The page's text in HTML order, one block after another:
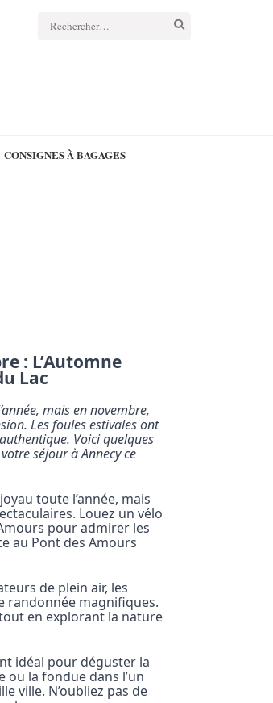
CONSIGNES À BAGAGES
: L’Automne
Lac
mais en novembre,
Les foules estivales ont
Voici quelques
séjour à Annecy ce
toute l’année, mais
Louez un vélo
pour admirer les
au Pont des Amours
de plein air, les
randonnée magnifiques.
en explorant la nature
idéal pour déguster la
ou la fondue dans l’un
ville. N’oubliez pas de